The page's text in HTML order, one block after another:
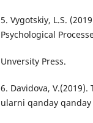
5. Vygotskiy, L.S.
Psychological
Unversity Press.
6. Davidova,
ularni qanday